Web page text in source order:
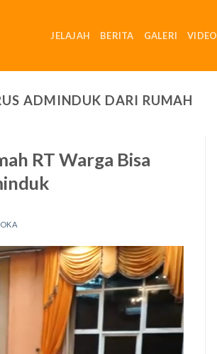
JELAJAH BERITA GALERI VIDEO
ADMINDUK DARI RUMAH
RT Warga Bisa